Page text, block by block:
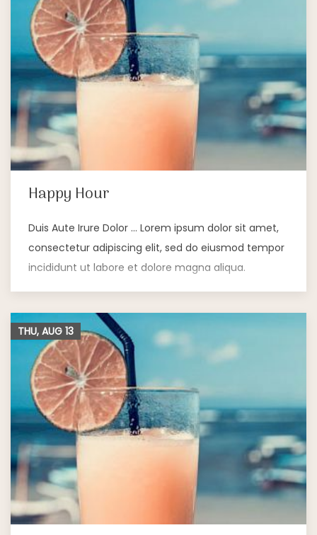
Happy Hour
Duis Aute Irure Dolor … Lorem ipsum dolor sit amet,
consectetur adipiscing elit, sed do eiusmod tempor
incididunt ut labore et dolore magna aliqua.
THU, AUG 13